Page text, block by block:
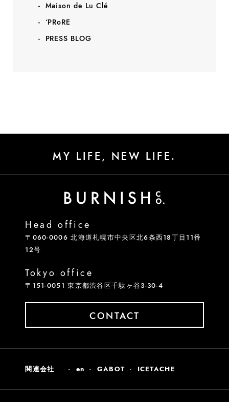
Maison de Lu Clé
‘PRoRE
PRESS BLOG
MY LIFE, NEW LIFE.
関連会社 en GABOT ICETACHE
Head office
〒060-0006 北海道札幌市中央区北6条西18丁目11番
12号
Tokyo office
〒151-0051 東京都渋谷区千駄ヶ谷3-30-4
CONTACT